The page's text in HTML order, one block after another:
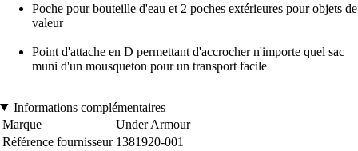
Poche pour bouteille d'eau et 2 poches extérieures pour objets de
valeur
Point d'attache en D permettant d'accrocher n'importe quel sac
muni d'un mousqueton pour un transport facile
Informations complémentaires
Marque
Under Armour
Référence fournisseur 1381920-001